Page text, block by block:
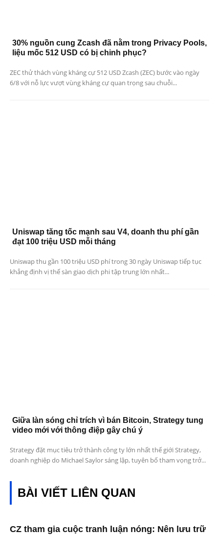
30% nguồn cung Zcash đã nằm trong Privacy Pools,
liệu mốc 512 USD có bị chinh phục?
ZEC thử thách vùng kháng cự 512 USD Zcash (ZEC) bước vào ngày
6/8 với nỗ lực vượt vùng kháng cự quan trọng sau chuỗi...
Uniswap tăng tốc mạnh sau V4, doanh thu phí gần
đạt 100 triệu USD mỗi tháng
Uniswap thu gần 100 triệu USD phí trong 30 ngày Uniswap tiếp tục
khẳng định vị thế sàn giao dịch phi tập trung lớn nhất...
Giữa làn sóng chỉ trích vì bán Bitcoin, Strategy tung
video mới với thông điệp gây chú ý
Strategy đặt mục tiêu trở thành công ty lớn nhất thế giới Strategy,
doanh nghiệp do Michael Saylor sáng lập, tuyên bố tham vọng trở...
BÀI VIẾT LIÊN QUAN
CZ tham gia cuộc tranh luận nóng: Nên lưu trữ